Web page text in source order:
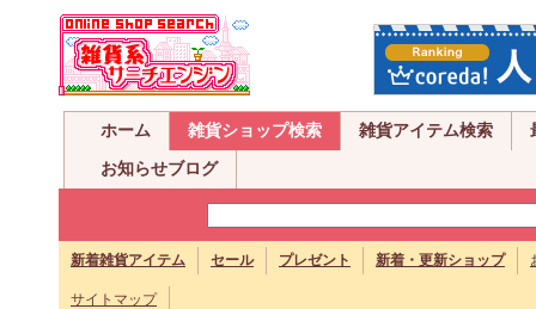
ホーム 雑貨ショップ検索 雑貨アイテム検索
お知らせブログ
新着雑貨アイテム セール プレゼント 新着・更新ショップ
サイトマップ